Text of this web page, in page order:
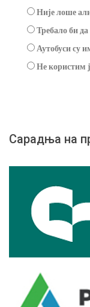
Није лоше
Требало би
Аутобуси су
Не користим
Сарадња на